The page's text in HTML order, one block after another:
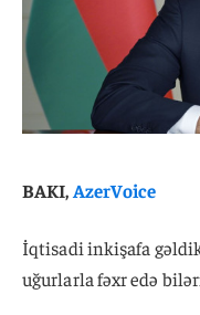
BAKI,AzerVoice
İqtisadi inkişafa
uğurlarla fəxr edə